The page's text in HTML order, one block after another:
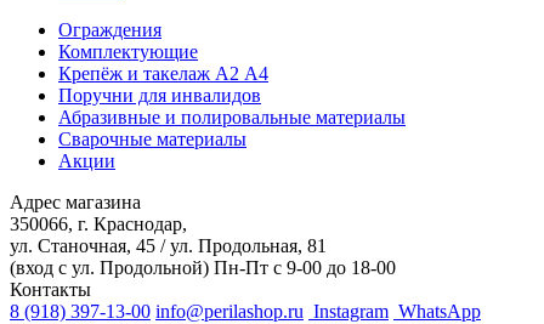
Ограждения
Комплектующие
Крепёж и такелаж А2 А4
Поручни для инвалидов
Абразивные и полировальные материалы
Сварочные материалы
Акции
Адрес магазина
350066, г. Краснодар,
ул. Станочная, 45 / ул. Продольная, 81
(вход с ул. Продольной) Пн-Пт с 9-00 до 18-00
Контакты
8 (918) 397-13-00 info@perilashop.ru Instagram WhatsApp